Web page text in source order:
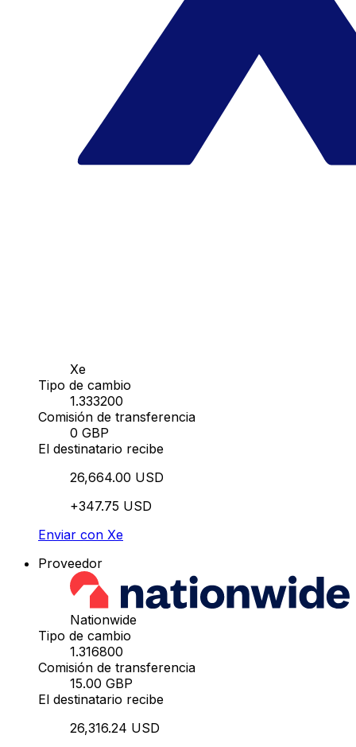
Xe
Tipo de cambio
1.333200
Comisión de transferencia
0 GBP
El destinatario recibe
26,664.00 USD
+347.75 USD
Enviar con Xe
Proveedor
Nationwide
Tipo de cambio
1.316800
Comisión de transferencia
15.00 GBP
El destinatario recibe
26,316.24 USD